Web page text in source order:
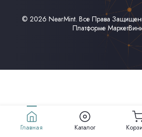
© 2026 NearMint. Все Права
Платформе
Главная Каталог